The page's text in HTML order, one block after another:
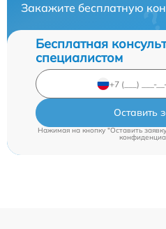
Закажите бесплатную
Бесплатная
специалистом
Оставить
Нажимая на кнопку "Оставить